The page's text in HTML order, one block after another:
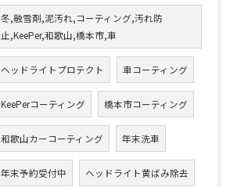
冬,融雪剤,泥汚れ,コーティング,汚れ防
止,KeePer,和歌山,橋本市,車
ヘッドライトプロテクト 車コーティング
KeePerコーティング 橋本市コーティング
和歌山カーコーティング 年末洗車
年末予約受付中 ヘッドライト黄ばみ除去